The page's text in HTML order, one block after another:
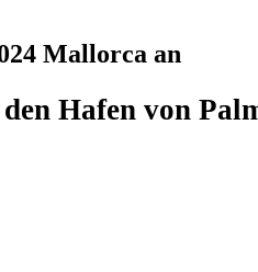
Mallorca an
Hafen von